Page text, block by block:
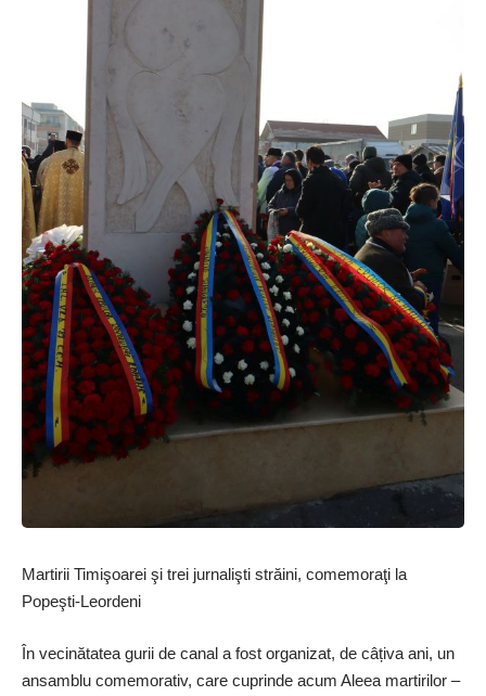
Martirii Timişoarei şi trei jurnalişti străini, comemoraţi la
Popeşti-Leordeni
În vecinătatea gurii de canal a fost organizat, de câțiva ani, un
ansamblu comemorativ, care cuprinde acum Aleea martirilor –